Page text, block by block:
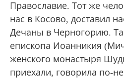
Православие. Тот же
нас в Косово, доставил
Дечаны в Черногорию.
епископа Иоанникия
женского монастыря
приехали, говорила по-